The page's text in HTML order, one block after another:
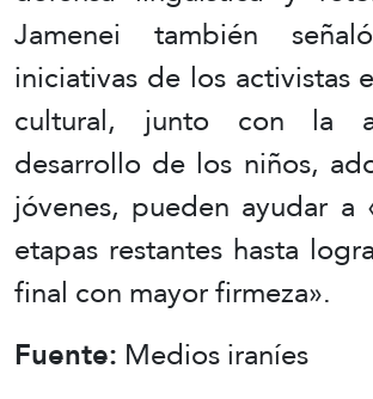
Jamenei también
iniciativas de los activistas
cultural, junto con la
desarrollo de los niños,
jóvenes, pueden ayudar a
etapas restantes hasta
final con mayor firmeza».
Fuente: Medios iraníes